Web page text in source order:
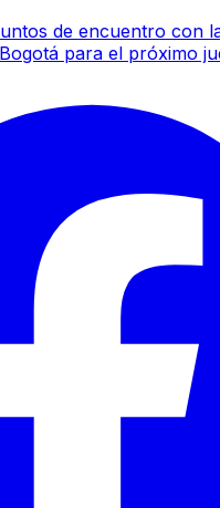
de encuentro con
para el próximo